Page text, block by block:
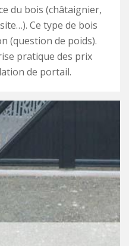
du bois (châtaignier,
Ce type de bois
(question de poids).
pratique des prix
de portail.